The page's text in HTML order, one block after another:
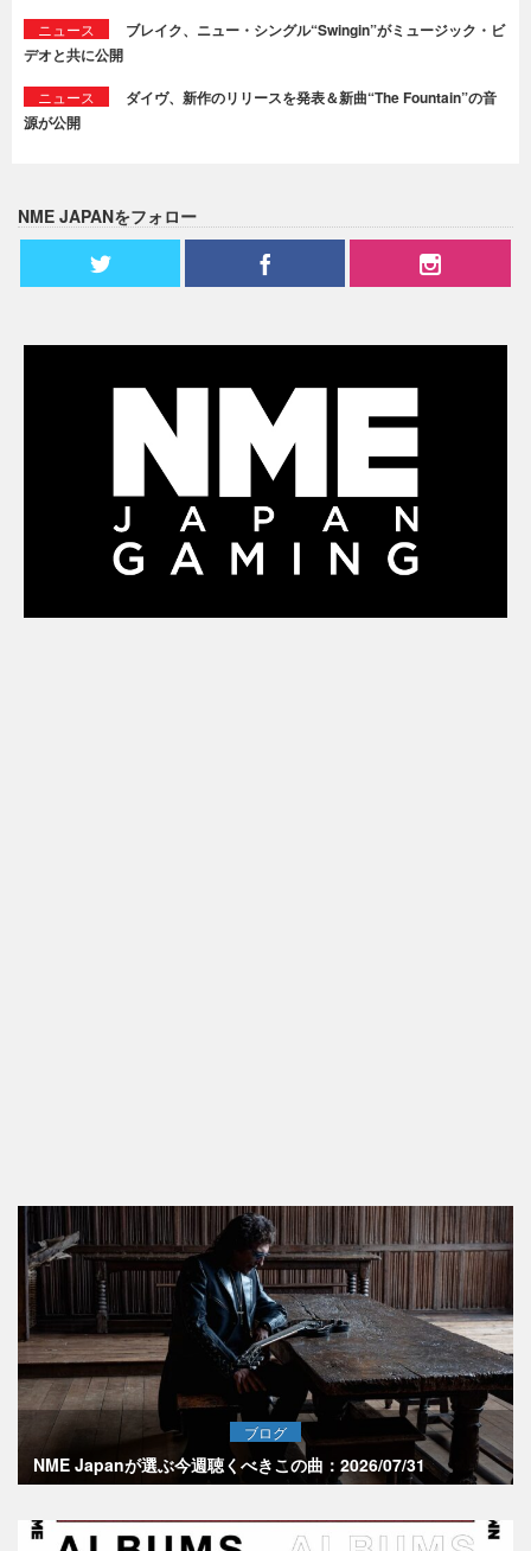
ニュース
ブレイク、ニュー・シングル“Swingin”がミュージック・ビ
デオと共に公開
ニュース
ダイヴ、新作のリリースを発表＆新曲“The Fountain”の音
源が公開
NME JAPANをフォロー
ブログ
NME Japanが選ぶ今週聴くべきこの曲：2026/07/31